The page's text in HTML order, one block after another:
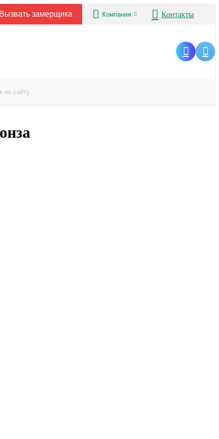
Вызвать замерщика Компания Контакты